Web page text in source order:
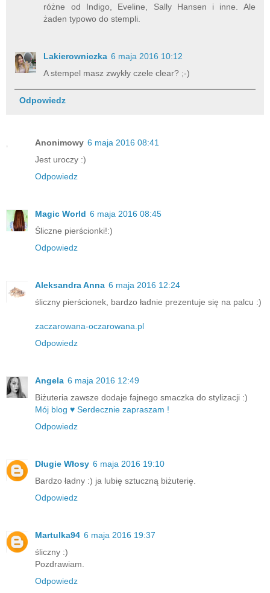
różne od Indigo, Eveline, Sally Hansen i inne. Ale
żaden typowo do stempli.
Lakierowniczka 6 maja 2016 10:12
A stempel masz zwykły czele clear? ;-)
Odpowiedz
Anonimowy 6 maja 2016 08:41
Jest uroczy :)
Odpowiedz
Magic World 6 maja 2016 08:45
Śliczne pierścionki!:)
Odpowiedz
Aleksandra Anna 6 maja 2016 12:24
śliczny pierścionek, bardzo ładnie prezentuje się na palcu :)
zaczarowana-oczarowana.pl
Odpowiedz
Angela 6 maja 2016 12:49
Biżuteria zawsze dodaje fajnego smaczka do stylizacji :)
Mój blog ♥ Serdecznie zapraszam !
Odpowiedz
Długie Włosy 6 maja 2016 19:10
Bardzo ładny :) ja lubię sztuczną biżuterię.
Odpowiedz
Martulka94 6 maja 2016 19:37
śliczny :)
Pozdrawiam.
Odpowiedz